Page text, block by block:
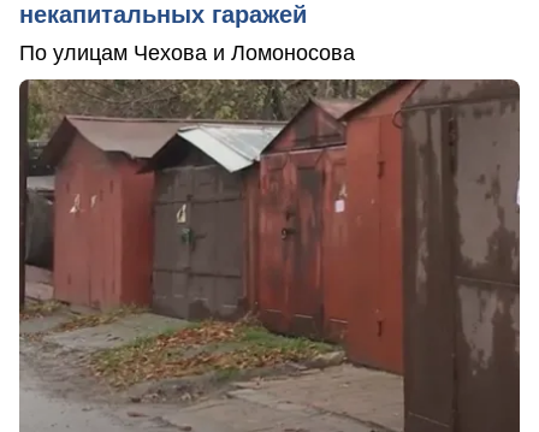
некапитальных гаражей
По улицам Чехова и Ломоносова